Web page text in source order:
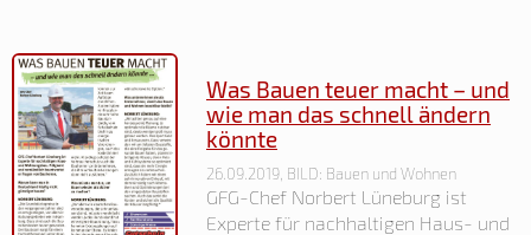
Was Bauen teuer macht – und
wie man das schnell ändern
könnte
26.09.2019, BILD: Bauen und Wohnen
GFG-Chef Norbert Lüneburg ist
Experte für nachhaltigen Haus- und